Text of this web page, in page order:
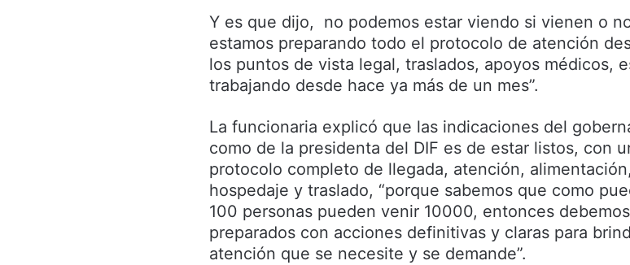
Y es que dijo, no podemos estar viendo si vienen o
estamos preparando todo el protocolo de atención
los puntos de vista legal, traslados, apoyos médicos,
trabajando desde hace ya más de un mes”.
La funcionaria explicó que las indicaciones del
como de la presidenta del DIF es de estar listos, con
protocolo completo de llegada, atención, alimentación,
hospedaje y traslado, “porque sabemos que como
100 personas pueden venir 10000, entonces
preparados con acciones definitivas y claras para
atención que se necesite y se demande”.